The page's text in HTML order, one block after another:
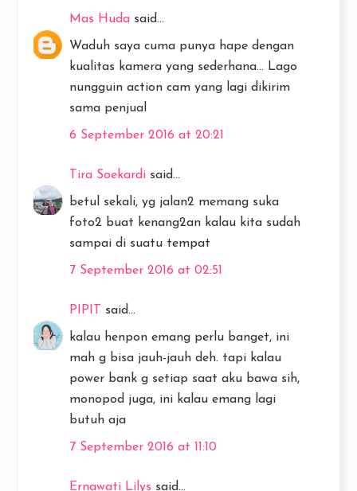
Mas Huda said...
Waduh saya cuma punya hape dengan
kualitas kamera yang sederhana... Lago
nungguin action cam yang lagi dikirim
sama penjual
6 September 2016 at 20:21
Tira Soekardi said...
betul sekali, yg jalan2 memang suka
foto2 buat kenang2an kalau kita sudah
sampai di suatu tempat
7 September 2016 at 02:51
PIPIT said...
kalau henpon emang perlu banget, ini
mah g bisa jauh-jauh deh. tapi kalau
power bank g setiap saat aku bawa sih,
monopod juga, ini kalau emang lagi
butuh aja
7 September 2016 at 11:10
Ernawati Lilys said...